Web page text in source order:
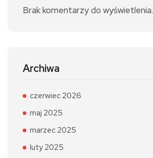
Brak komentarzy do wyświetlenia.
Archiwa
czerwiec 2026
maj 2025
marzec 2025
luty 2025